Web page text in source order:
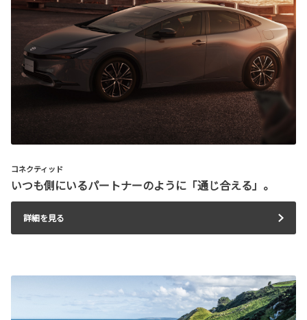
コネクティッド
いつも側にいるパートナーのように「通じ合える」。
詳細を見る